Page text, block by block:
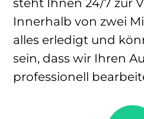
Innerhalb von zwei
alles erledigt und
sein, dass wir Ihren
professionell